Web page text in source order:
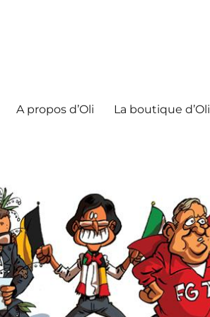
A propos d’Oli La boutique d’Oli